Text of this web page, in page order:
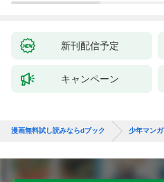
新刊配信予定
キャンペーン
漫画無料試し読みならdブック 少年マンガ